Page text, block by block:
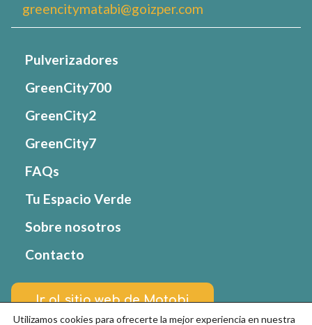
greencitymatabi@goizper.com
Pulverizadores
GreenCity700
GreenCity2
GreenCity7
FAQs
Tu Espacio Verde
Sobre nosotros
Contacto
Ir al sitio web de Matabi
Utilizamos cookies para ofrecerte la mejor experiencia en nuestra